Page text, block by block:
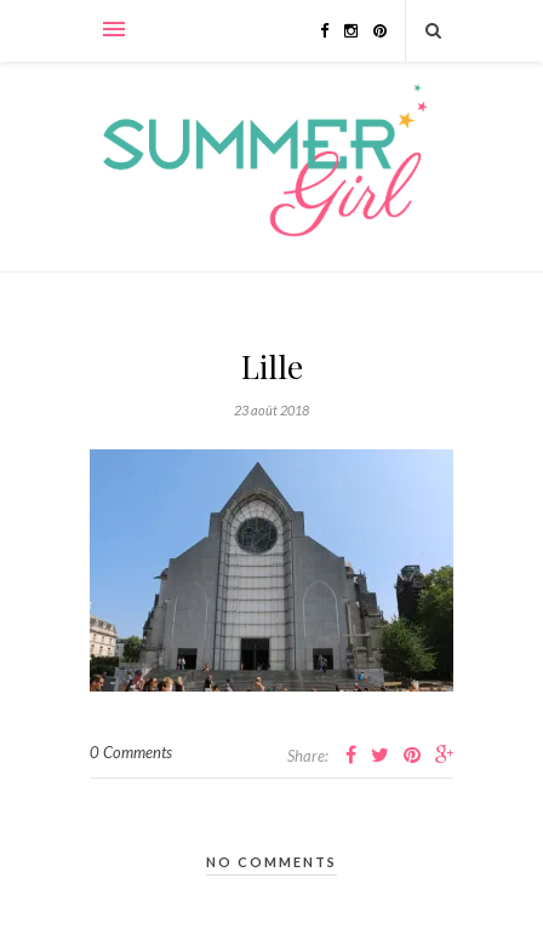
Lille
23 août 2018
0 Comments Share:
NO COMMENTS